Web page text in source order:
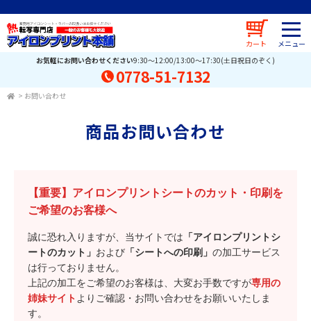
カート
お気軽にお問い合わせください9:30～12:00/13:00～17:30(土日祝日のぞく)
0778-51-7132
> お問い合わせ
商品お問い合わせ
【重要】アイロンプリントシートのカット・印刷を
ご希望のお客様へ
誠に恐れ入りますが、当サイトでは 「アイロンプリントシ
ートのカット」 および 「シートへの印刷」 の加工サービス
は行っておりません。
上記の加工をご希望のお客様は、大変お手数ですが専用の
姉妹サイト よりご確認・お問い合わせをお願いいたしま
す。